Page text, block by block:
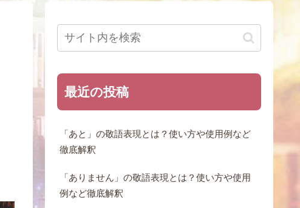
最近の投稿
「あと」の敬語表現とは？使い方や使用例など
徹底解釈
「ありません」の敬語表現とは？使い方や使用
例など徹底解釈